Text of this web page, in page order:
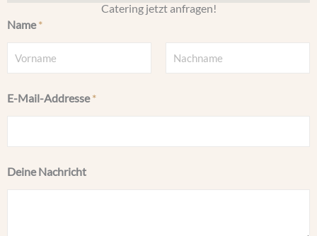
Catering jetzt anfragen!
Name*
o
m
E-Mail-Addresse*
Deine Nachricht